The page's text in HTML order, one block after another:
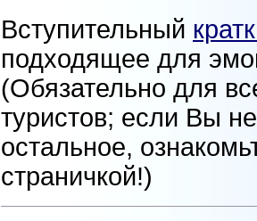
Вступительный
подходящее для
(Обязательно для
туристов; если Вы
остальное,
страничкой!)